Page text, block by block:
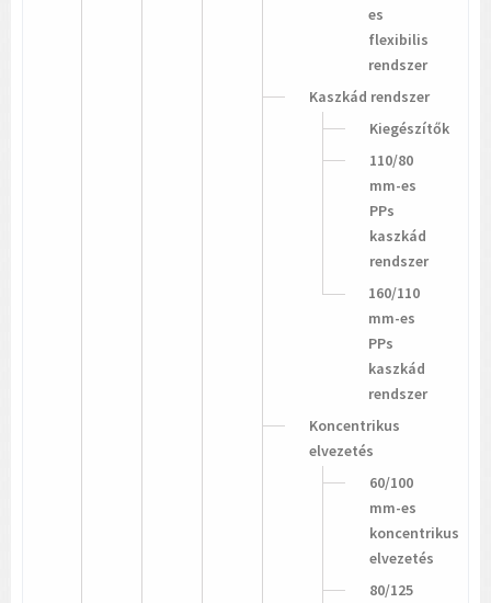
es
flexibilis
rendszer
Kaszkád rendszer
Kiegészítők
110/80
mm-es
PPs
kaszkád
rendszer
160/110
mm-es
PPs
kaszkád
rendszer
Koncentrikus
elvezetés
60/100
mm-es
koncentrikus
elvezetés
80/125